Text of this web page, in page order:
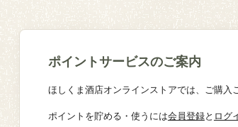
ポイントサービスのご案内
ほしくま酒店オンラインストアでは、ご購
ポイントを貯める・使うには会員登録と ログ